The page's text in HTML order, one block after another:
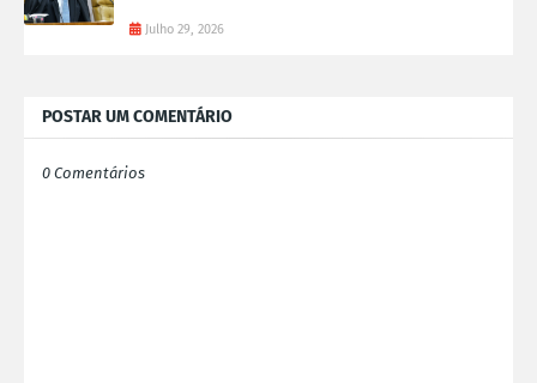
Julho 29, 2026
POSTAR UM COMENTÁRIO
0 Comentários